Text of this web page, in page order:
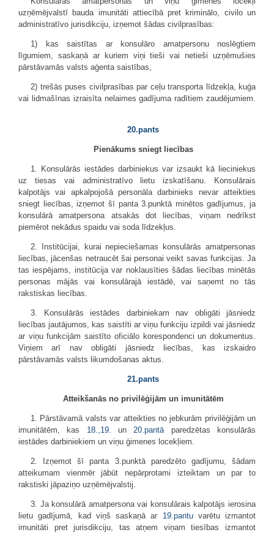
uzņēmējvalstī bauda imunitāti attiecībā pret kriminālo, civilo un
administratīvo jurisdikciju, izņemot šādas civilprasības:
1) kas saistītas ar konsulāro amatpersonu noslēgtiem
līgumiem, saskaņā ar kuriem viņi tieši vai netieši uzņēmušies
pārstāvamās valsts aģenta saistības,
2) trešās puses civilprasības par ceļu transporta līdzekļa, kuģa
vai lidmašīnas izraisīta nelaimes gadījuma radītiem zaudējumiem.
20.pants
Pienākums sniegt liecības
1. Konsulārās iestādes darbiniekus var izsaukt kā lieciniekus
uz tiesas vai administratīvo lietu izskatīšanu. Konsulārais
kalpotājs vai apkalpojošā personāla darbinieks nevar atteikties
sniegt liecības, izņemot šī panta 3.punktā minētos gadījumus, ja
konsulārā amatpersona atsakās dot liecības, viņam nedrīkst
piemērot nekādus spaidu vai soda līdzekļus.
2. Institūcijai, kurai nepieciešamas konsulārās amatpersonas
liecības, jācenšas netraucēt šai personai veikt savas funkcijas. Ja
tas iespējams, institūcija var noklausīties šādas liecības minētās
personas mājās vai konsulārajā iestādē, vai saņemt no tās
rakstiskas liecības.
3. Konsulārās iestādes darbiniekam nav obligāti jāsniedz
liecības jautājumos, kas saistīti ar viņu funkciju izpildi vai jāsniedz
ar viņu funkcijām saistīto oficiālo korespondenci un dokumentus.
Viņiem arī nav obligāti jāsniedz liecības, kas izskaidro
pārstāvamās valsts likumdošanas aktus.
21.pants
Atteikšanās no privilēģijām un imunitātēm
1. Pārstāvamā valsts var atteikties no jebkurām privilēģijām un
imunitātēm, kas 18.,19.un20.pantāparedzētas konsulārās
iestādes darbiniekiem un viņu ģimenes locekļiem.
2. Izņemot šī panta 3.punktā paredzēto gadījumu, šādam
atteikumam vienmēr jābūt nepārprotami izteiktam un par to
rakstiski jāpaziņo uzņēmējvalstij.
3. Ja konsulārā amatpersona vai konsulārais kalpotājs ierosina
lietu gadījumā, kad viņš saskaņā ar 19.pantuvarētu izmantot
imunitāti pret jurisdikciju, tas atņem viņam tiesības izmantot